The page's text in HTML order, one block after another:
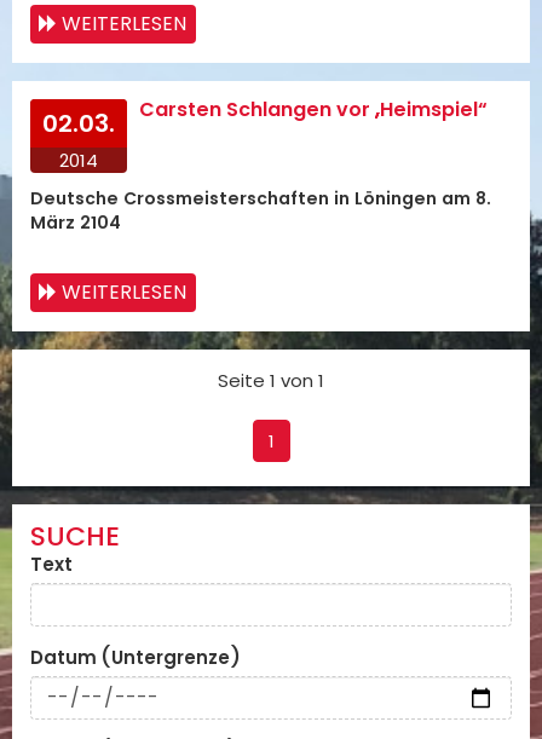
WEITERLESEN
02.03.
2014
Carsten Schlangen vor „Heimspiel“
Deutsche Crossmeisterschaften in Löningen am 8.
März 2104
WEITERLESEN
Seite 1 von 1
1
SUCHE
Text
Datum (Untergrenze)